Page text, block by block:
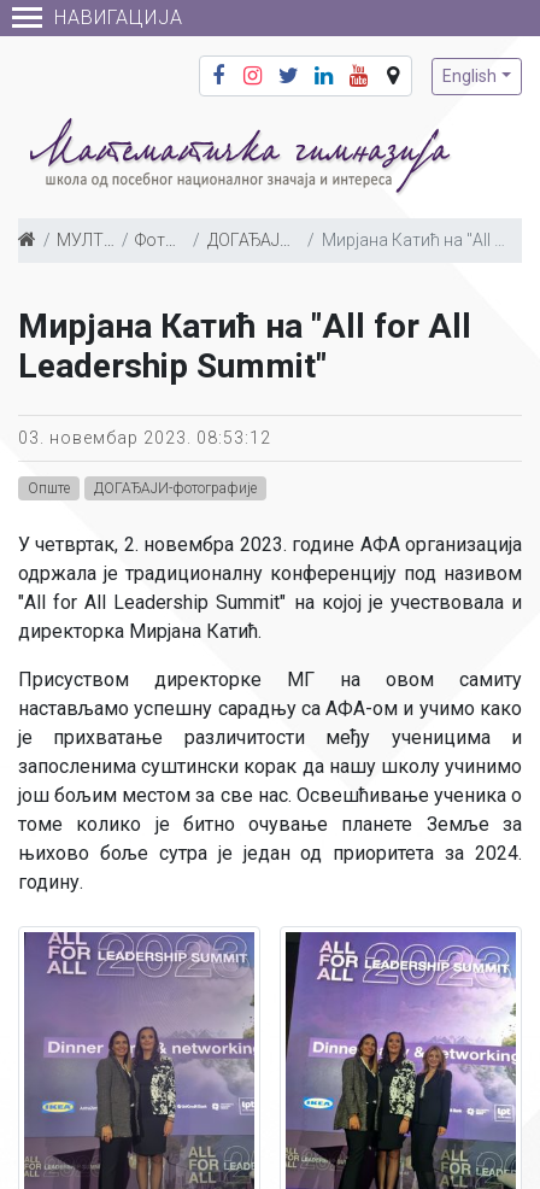
НАВИГАЦИЈА
English
МУЛТИМЕДИЈА Фото галерија ДОГАЂАЈИ-фотографије Мирјана Катић на "All for All Leadership Summit"
Мирјана Катић на "All for All
Leadership Summit"
03. новембар 2023. 08:53:12
Опште ДОГАЂАЈИ-фотографије
У четвртак, 2. новембра 2023. године АФА организација
одржала је традиционалну конференцију под називом
"All for All Leadership Summit" на којој је учествовала и
директорка Мирјана Катић.
Присуством директорке МГ на овом самиту
настављамо успешну сарадњу са АФА-ом и учимо како
је прихватање различитости међу ученицима и
запосленима суштински корак да нашу школу учинимо
још бољим местом за све нас. Освешћивање ученика о
томе колико је битно очување планете Земље за
њихово боље сутра је један од приоритета за 2024.
годину.